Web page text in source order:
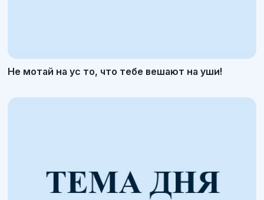
Не мотай на ус то, что тебе вешают на уши!